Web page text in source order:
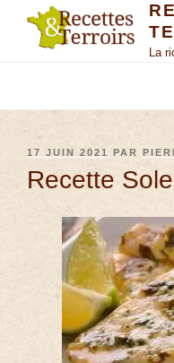
La
17 JUIN 2021 PAR
Recette